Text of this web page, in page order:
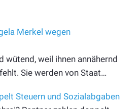
Merkel wegen
wütend, weil ihnen annähernd
Sie werden von Staat…
Steuern und Sozialabgaben